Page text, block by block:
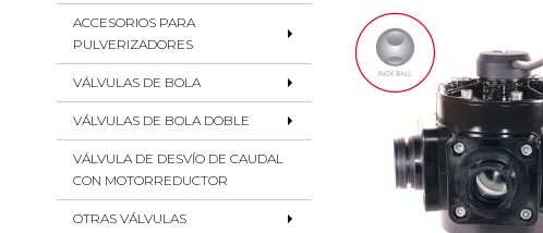
ACCESORIOS PARA
PULVERIZADORES
VÁLVULAS DE BOLA
VÁLVULAS DE BOLA DOBLE
VÁLVULA DE DESVÍO DE CAUDAL
CON MOTORREDUCTOR
OTRAS VÁLVULAS